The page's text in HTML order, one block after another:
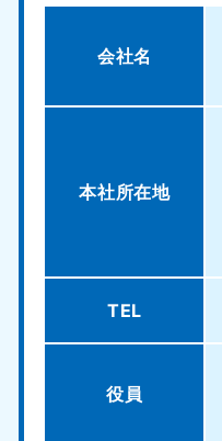
会社名
本社所在地
TEL
役員